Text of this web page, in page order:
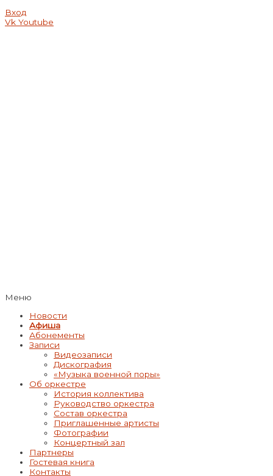
Вход
Vk Youtube
Меню
Новости
Афиша
Абонементы
Записи
Видеозаписи
Дискография
«Музыка военной поры»
Об оркестре
История коллектива
Руководство оркестра
Состав оркестра
Приглашенные артисты
Фотографии
Концертный зал
Партнеры
Гостевая книга
Контакты